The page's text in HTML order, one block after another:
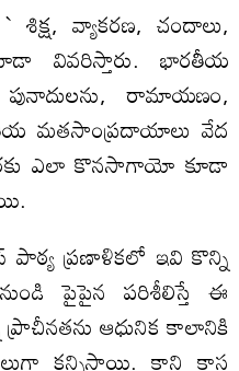
వ్యాకరణ, చందాలు,
వివరిస్తారు. భారతీయ
రామాయణం,
మతసాంప్రదాయాలు వేద
ఎలా కొనసాగాయో కూడా
ప్రణాళికలో ఇవి కొన్ని
పైపైన పరిశీలిస్తే ఈ
ఆధునిక కాలానికి
కన్పిస్తాయి. కాని కాస్త